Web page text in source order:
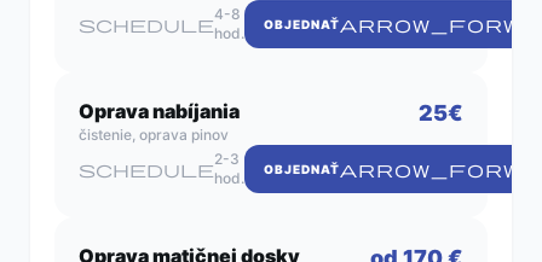
schedule
4-8
hod.
OBJEDNAŤ
Oprava nabíjania
čistenie, oprava pinov
25€
schedule
2-3
hod.
OBJEDNAŤ
Oprava matičnej dosky